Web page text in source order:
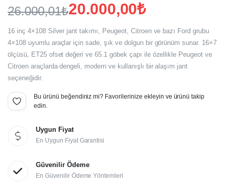
26.000,01₺
Orijinal
fiyat:
26.000,01₺.
20.000,00₺
Şu
andaki
fiyat:
20.000,00₺.
16 inç 4×108 Silver jant takımı, Peugeot, Citroen ve bazı Ford grubu
4×108 uyumlu araçlar için sade, şık ve dolgun bir görünüm sunar. 16×7
ölçüsü, ET25 ofset değeri ve 65.1 göbek çapı ile özellikle Peugeot ve
Citroen araçlarda dengeli, modern ve kullanışlı bir alaşım jant
seçeneğidir.
Bu ürünü beğendiniz mi? Favorilerinize ekleyin ve ürünü takip
edin.
Uygun Fiyat
En Uygun Fiyat Garantisi
Güvenilir Ödeme
En Güvenilir Ödeme Yöntemleri